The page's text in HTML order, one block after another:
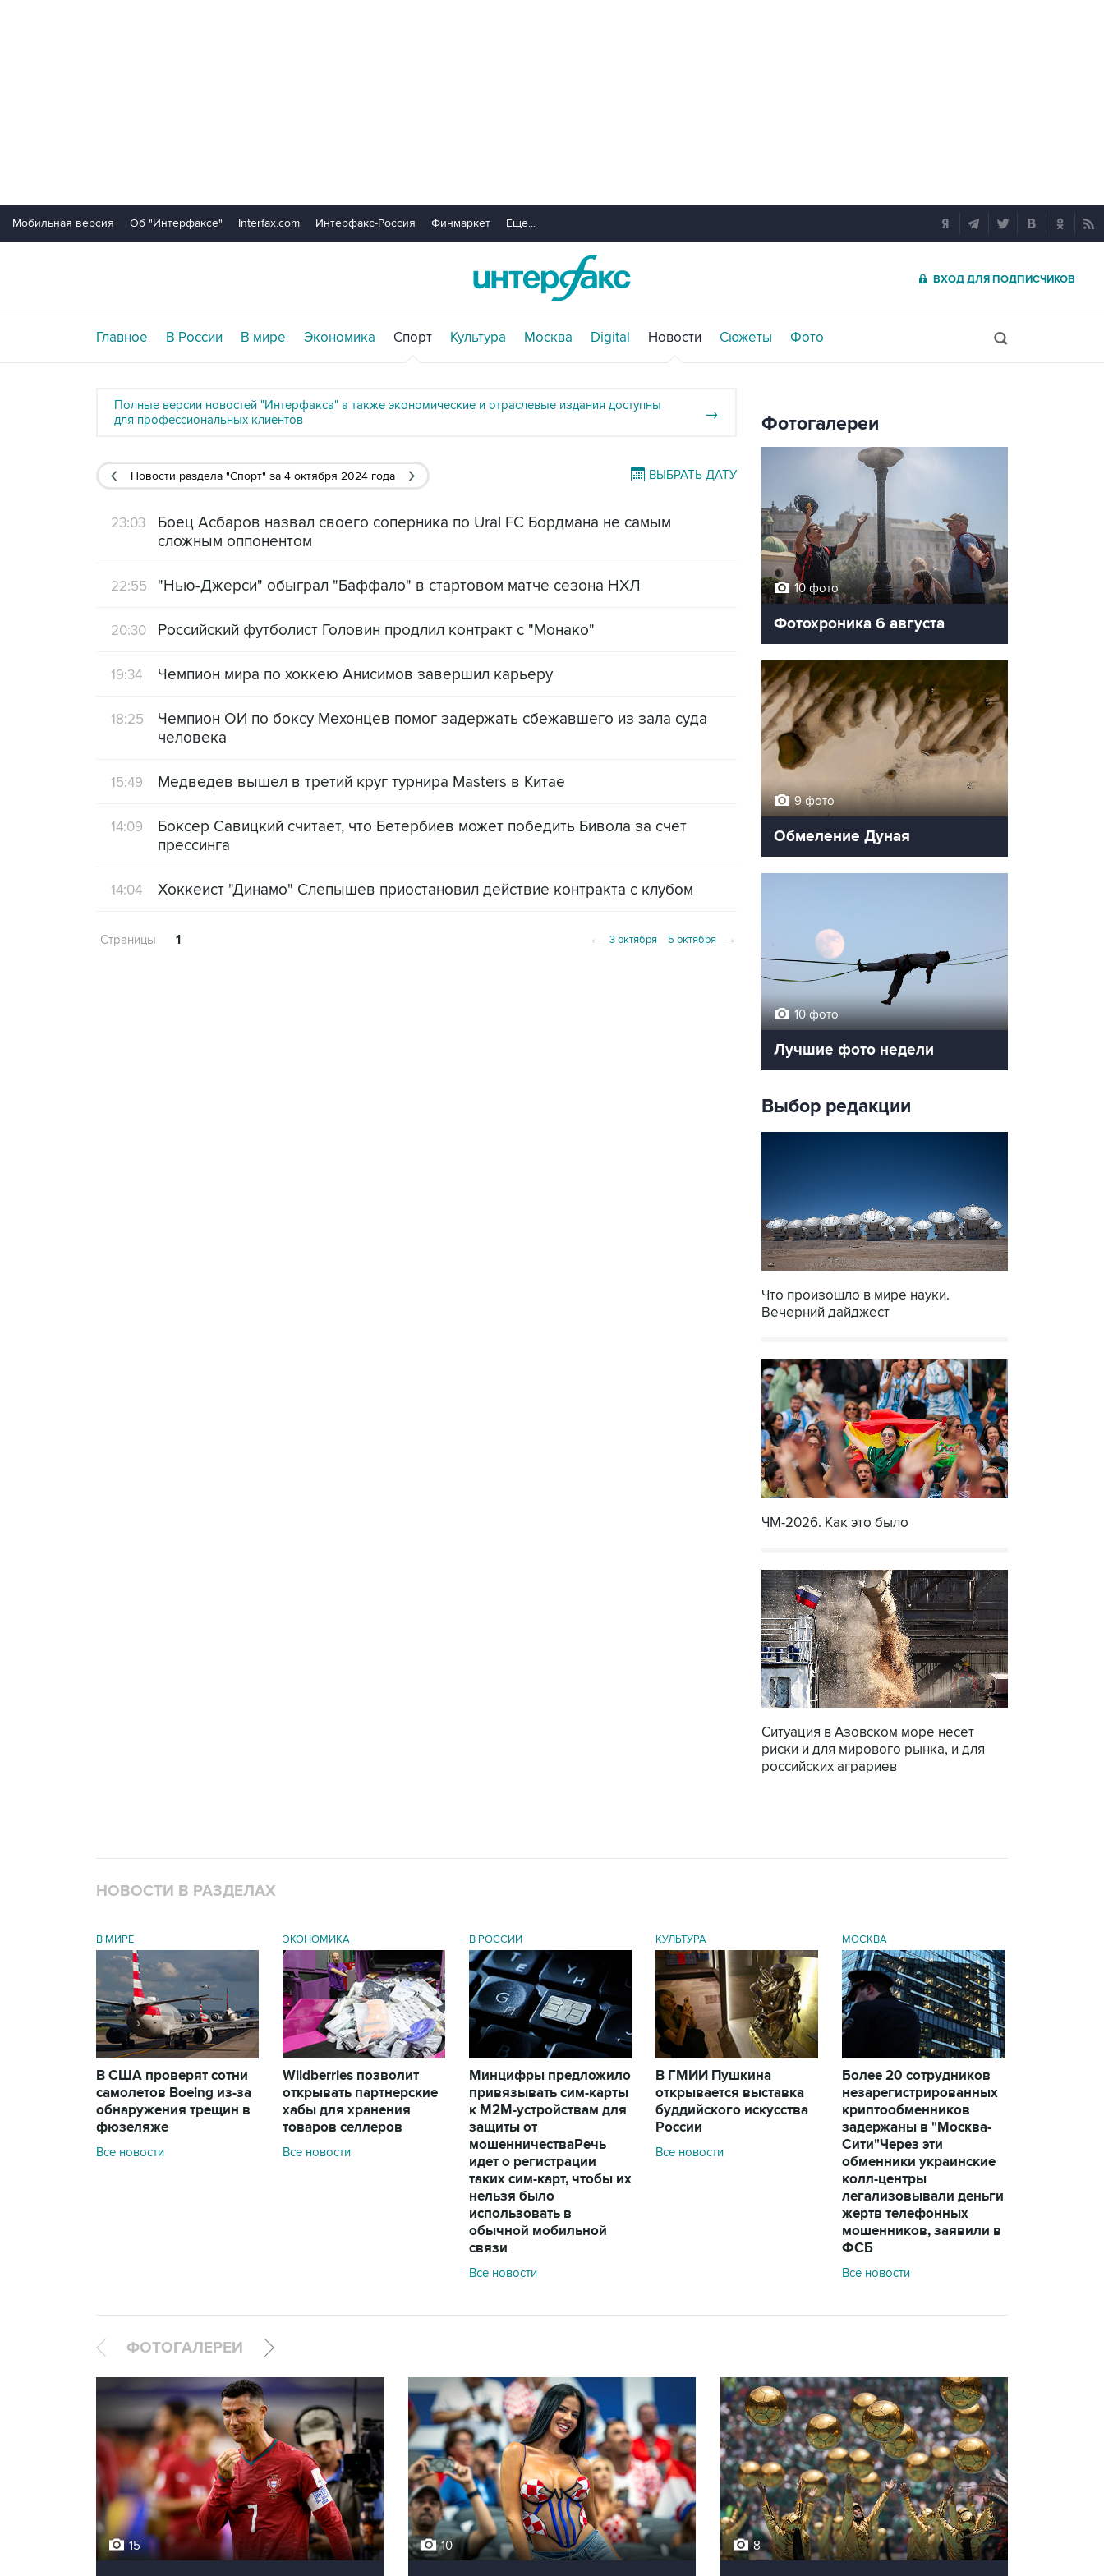
Мобильная версия Об "Интерфаксе" Interfax.com Интерфакс-Россия Финмаркет Еще...
ВХОД ДЛЯ ПОДПИСЧИКОВ
Главное В России В мире Экономика Спорт Культура Москва Digital Новости Сюжеты Фото
Полные версии новостей "Интерфакса" а также экономические и отраслевые издания доступны
для профессиональных клиентов
→
Новости раздела "Спорт" за 4 октября 2024 года ВЫБРАТЬ ДАТУ
23:03
Боец Асбаров назвал своего соперника по Ural FC Бордмана не самым
сложным оппонентом
22:55 "Нью-Джерси" обыграл "Баффало" в стартовом матче сезона НХЛ
20:30 Российский футболист Головин продлил контракт с "Монако"
19:34 Чемпион мира по хоккею Анисимов завершил карьеру
18:25
Чемпион ОИ по боксу Мехонцев помог задержать сбежавшего из зала суда
человека
15:49 Медведев вышел в третий круг турнира Masters в Китае
14:09
Боксер Савицкий считает, что Бетербиев может победить Бивола за счет
прессинга
14:04 Хоккеист "Динамо" Слепышев приостановил действие контракта с клубом
Страницы 1 ← 3 октября 5 октября →
Фотогалереи
10 фото
Фотохроника 6 августа
9 фото
Обмеление Дуная
10 фото
Лучшие фото недели
Выбор редакции
Что произошло в мире науки.
Вечерний дайджест
ЧМ-2026. Как это было
Ситуация в Азовском море несет
риски и для мирового рынка, и для
российских аграриев
НОВОСТИ В РАЗДЕЛАХ
В МИРЕ
В США проверят сотни
самолетов Boeing из-за
обнаружения трещин в
фюзеляже
Все новости
ЭКОНОМИКА
Wildberries позволит
открывать партнерские
хабы для хранения
товаров селлеров
Все новости
В РОССИИ
Минцифры предложило
привязывать сим-карты
к M2M-устройствам для
защиты от
мошенничестваРечь
идет о регистрации
таких сим-карт, чтобы их
нельзя было
использовать в
обычной мобильной
связи
Все новости
КУЛЬТУРА
В ГМИИ Пушкина
открывается выставка
буддийского искусства
России
Все новости
МОСКВА
Более 20 сотрудников
незарегистрированных
криптообменников
задержаны в "Москва-
Сити"Через эти
обменники украинские
колл-центры
легализовывали деньги
жертв телефонных
мошенников, заявили в
ФСБ
Все новости
ФОТОГАЛЕРЕИ
15 10 8